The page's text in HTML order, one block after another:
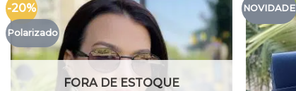
-20%
Polarizado
FORA DE ESTOQUE
NOVIDADE